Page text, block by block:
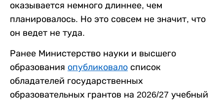
оказывается немного длиннее, чем
планировалось. Но это совсем не значит, что
он ведет не туда.
Ранее Министерство науки и высшего
образования опубликовало список
обладателей государственных
образовательных грантов на 2026/27 учебный